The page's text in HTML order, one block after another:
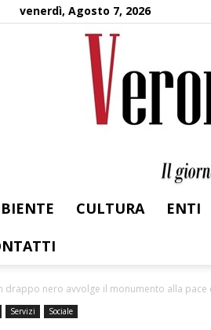
venerdì, Agosto 7, 2026
CULTURA ENTI
drappo nero avvolge il monumento alla pace
Servizi Sociale